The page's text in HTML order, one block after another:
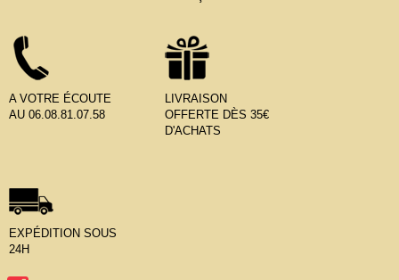
A VOTRE ÉCOUTE
AU 06.08.81.07.58
LIVRAISON
OFFERTE DÈS 35€
D'ACHATS
EXPÉDITION SOUS
24H